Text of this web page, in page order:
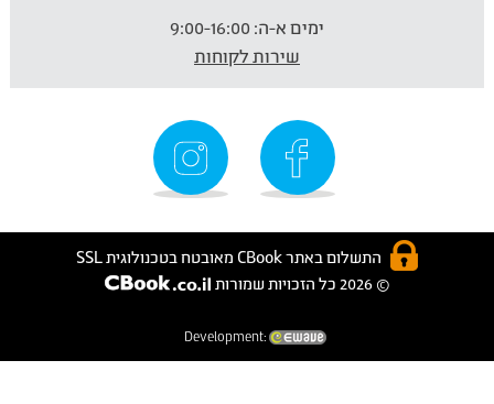
ימים א-ה:
שירות לקוחות
התשלום באתר CBook מאובטח בטכנולוגית SSL
© 2026 כל הזכויות שמורות
Development: